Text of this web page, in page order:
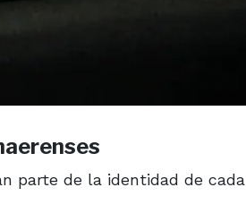
parte de la identidad de cada